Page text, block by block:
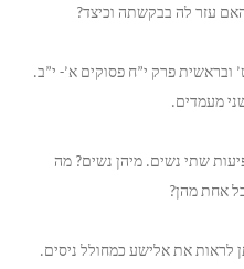
עזר לה בבקשתה וכיצד?
ובראשית פרק י”ח פסוקים א’- י”ב.
שני מעמדים.
שתי נשים. מיהן נשים? מה
אחת מהן?
לראות את אלישע כמחולל ניסים.